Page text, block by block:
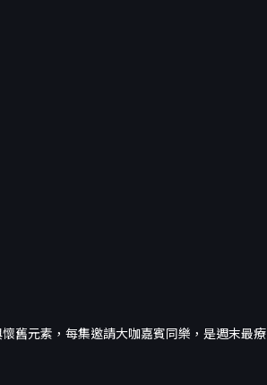
舊元素，每集邀請大咖嘉賓同樂，是週末最療